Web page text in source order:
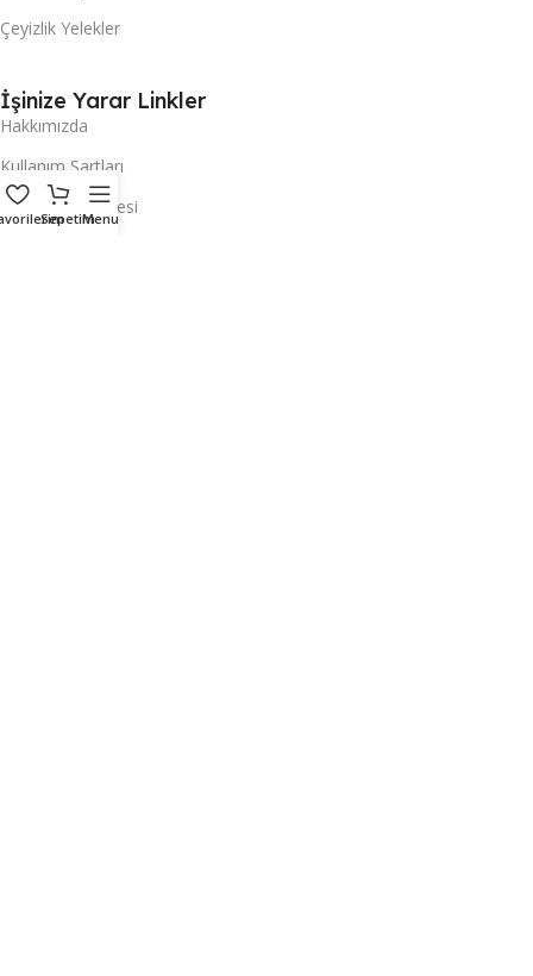
Çeyizlik Yelekler
İşinize Yarar Linkler
Hakkımızda
Kullanım Şartları
Gizlilik Sözleşmesi
SepetimMenu